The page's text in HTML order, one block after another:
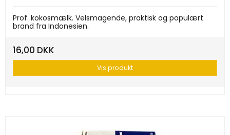
Prof. kokosmælk. Velsmagende, praktisk og populært
brand fra Indonesien.
16,00 DKK
Vis produkt